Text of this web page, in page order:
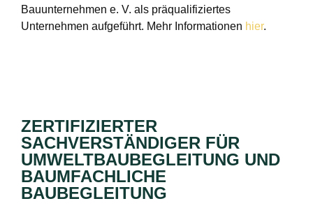
Bauunternehmen e. V. als präqualifiziertes
Unternehmen aufgeführt. Mehr Informationen hier.
ZERTIFIZIERTER
SACHVERSTÄNDIGER FÜR
UMWELTBAUBEGLEITUNG UND
BAUMFACHLICHE
BAUBEGLEITUNG